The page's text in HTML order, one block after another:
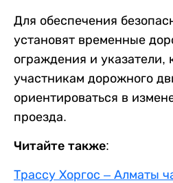
Для обеспечения
установят временные
ограждения и указатели,
участникам дорожного
ориентироваться в
проезда.
Читайте также:
Трассу Хоргос – Алматы